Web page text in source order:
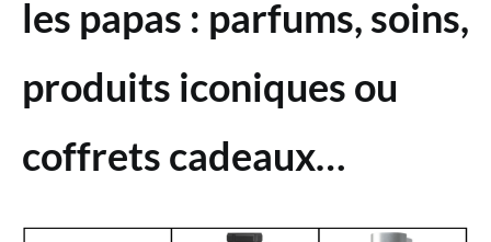
les papas : parfums, soins,
produits iconiques ou
coffrets cadeaux…